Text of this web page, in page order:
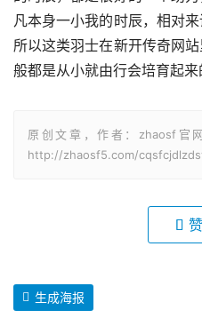
凡本身一小我的时辰，相对
所以这类羽士在新开传奇网
般都是从小就由行会培育起来
原创文章，作者：zhaosf官
http://zhaosf5.com/
赞
生成海报